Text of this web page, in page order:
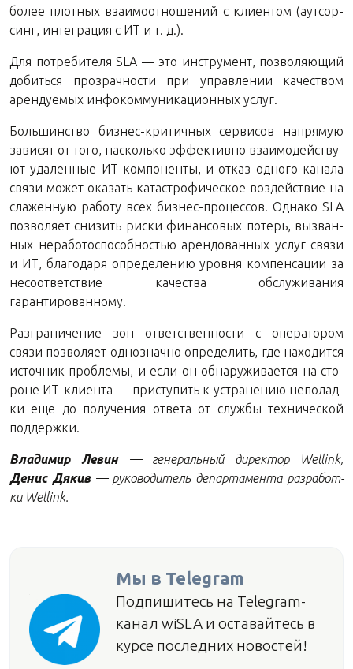
более плот­ных вза­и­мо­от­но­ше­ний с кли­ен­том (аут­сор­
синг, ин­те­гра­ция с ИТ и т. д.).
Для по­тре­би­те­ля SLA — это ин­стру­мент, поз­во­ля­ю­щий
до­бить­ся про­зрач­но­сти при управ­ле­нии ка­че­ством
арен­ду­е­мых ин­фо­ком­му­ни­ка­ци­он­ных услуг.
Боль­шин­ство биз­нес-кри­тич­ных сер­ви­сов на­пря­мую
за­ви­сят от того, на­сколь­ко эф­фек­тив­но вза­и­мо­дей­ству­
ют уда­лен­ные ИТ-ком­по­нен­ты, и отказ од­но­го ка­на­ла
связи может ока­зать ка­та­стро­фи­че­ское воз­дей­ствие на
сла­жен­ную ра­бо­ту всех биз­нес-про­цес­сов. Од­на­ко SLA
поз­во­ля­ет сни­зить риски фи­нан­со­вых по­терь, вы­зван­
ных нера­бо­то­спо­соб­но­стью арен­до­ван­ных услуг связи
и ИТ, бла­го­да­ря опре­де­ле­нию уров­ня ком­пен­са­ции за
несо­от­вет­ствие ка­че­ства об­слу­жи­ва­ния
гарантированному.
Раз­гра­ни­че­ние зон от­вет­ствен­но­сти с опе­ра­то­ром
связи поз­во­ля­ет од­но­знач­но опре­де­лить, где на­хо­дит­ся
ис­точ­ник про­бле­мы, и если он об­на­ру­жи­ва­ет­ся на сто­
роне ИТ-кли­ен­та — при­сту­пить к устра­не­нию непо­лад­
ки еще до по­лу­че­ния от­ве­та от служ­бы тех­ни­че­ской
поддержки.
Вла­ди­мир Левин— ге­не­раль­ный ди­рек­тор Wellink,
Денис Дякив— ру­ко­во­ди­тель де­пар­та­мен­та раз­ра­бот­
ки Wellink.
Мы в Telegram
Подпишитесь на Telegram-
канал wiSLA и оставайтесь в
курсе последних новостей!